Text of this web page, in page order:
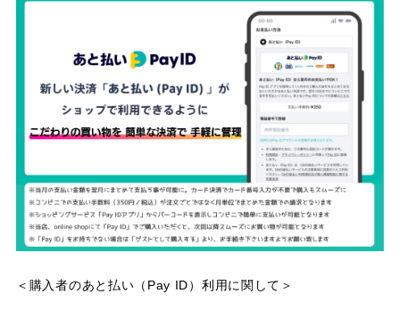
＜購入者のあと払い（Pay ID）利用に関して＞